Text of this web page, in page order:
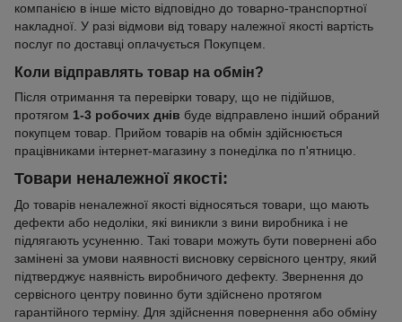
компанією в інше місто відповідно до товарно-транспортної
накладної. У разі відмови від товару належної якості вартість
послуг по доставці оплачується Покупцем.
Коли відправлять товар на обмін?
Після отримання та перевірки товару, що не підійшов,
протягом 1-3 робочих днів буде відправлено інший обраний
покупцем товар. Прийом товарів на обмін здійснюється
працівниками інтернет-магазину з понеділка по п'ятницю.
Товари неналежної якості:
До товарів неналежної якості відносяться товари, що мають
дефекти або недоліки, які виникли з вини виробника і не
підлягають усуненню. Такі товари можуть бути повернені або
замінені за умови наявності висновку сервісного центру, який
підтверджує наявність виробничого дефекту. Звернення до
сервісного центру повинно бути здійснено протягом
гарантійного терміну. Для здійснення повернення або обміну